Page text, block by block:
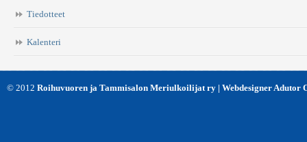
Tiedotteet
Kalenteri
© 2012 Roihuvuoren ja Tammisalon Meriulkoilijat ry | Webdesigner Adutor